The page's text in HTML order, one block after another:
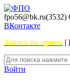
fpo56@bk.ru(3532)
ВКонтакте
Запись на прием |
Войти